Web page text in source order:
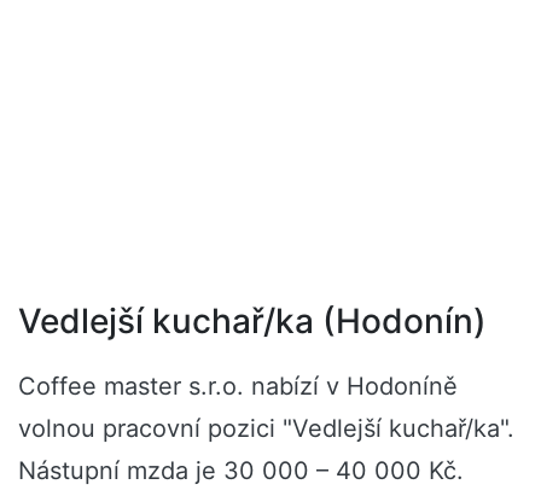
Vedlejší kuchař/ka (Hodonín)
Coffee master s.r.o. nabízí v Hodoníně
volnou pracovní pozici "Vedlejší kuchař/ka".
Nástupní mzda je 30 000 – 40 000 Kč.